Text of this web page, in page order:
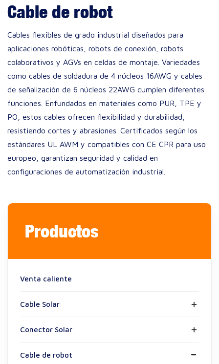
Cable de robot
Cables flexibles de grado industrial diseñados para
aplicaciones robóticas, robots de conexión, robots
colaborativos y AGVs en celdas de montaje. Variedades
como cables de soldadura de 4 núcleos 16AWG y cables
de señalización de 6 núcleos 22AWG cumplen diferentes
funciones. Enfundados en materiales como PUR, TPE y
PO, estos cables ofrecen flexibilidad y durabilidad,
resistiendo cortes y abrasiones. Certificados según los
estándares UL AWM y compatibles con CE CPR para uso
europeo, garantizan seguridad y calidad en
configuraciones de automatización industrial.
Productos
Venta caliente
Cable Solar
Conector Solar
Cable de robot